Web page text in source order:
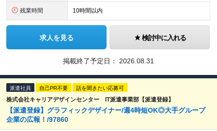
残業時間 10時間以内
求人を見る 検討中に入れる
掲載終了予定日： 2026.08.31
派遣社員 自己PR不要 話を聞きたい応募可
株式会社キャリアデザインセンター IT派遣事業部【派遣登録】
【派遣登録】グラフィックデザイナー/週4時短OK◎大手グループ
企業の広報！/97860